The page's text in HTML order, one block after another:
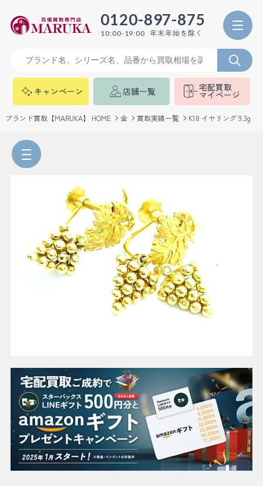
0120-897-875
10:00-19:00 年末年始を除く
キャンペーン 店舗一覧 宅配買取
マイページ
ブランド買取【MARUKA】 HOME 金 買取実績一覧 K18 イヤリング 9.3g